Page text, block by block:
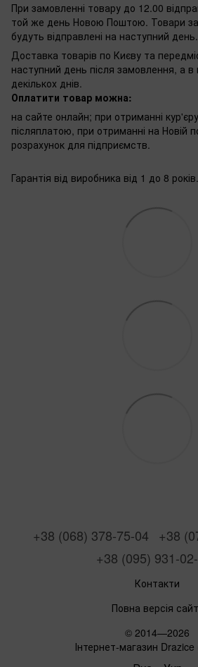
При замовленні товару до 12.00
той же день Новою Поштою. Товари
будуть відправлені на наступний день.
Доставка товарів по Києву та
наступний день після замовлення, а
декількох днів.
Оплатити товар можна:
на сайте онлайн; при отриманні
післяплатою, при отриманні на Новій
розрахунок для підприємств.
Гарантія від виробника від 1 до 8 років.
+38 (068) 378-75-04
+38
+38 (095) 931-
Контакти
Повна версія
© 2014—2026
Інтернет-магазин Drazice